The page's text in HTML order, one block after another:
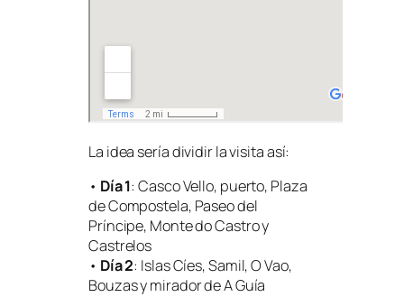
La idea sería dividir la visita así:
• Día 1: Casco Vello, puerto, Plaza
de Compostela, Paseo del
Príncipe, Monte do Castro y
Castrelos
• Día 2: Islas Cíes, Samil, O Vao,
Bouzas y mirador de A Guía